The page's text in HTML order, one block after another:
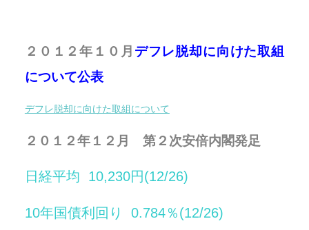
２０１２年１０月 デフレ脱却に向けた取組
について公表
デフレ脱却に向けた取組について
２０１２年１２月 第２次安倍内閣発足
日経平均 10,230円(12/26)
10年国債利回り 0.784％(12/26)